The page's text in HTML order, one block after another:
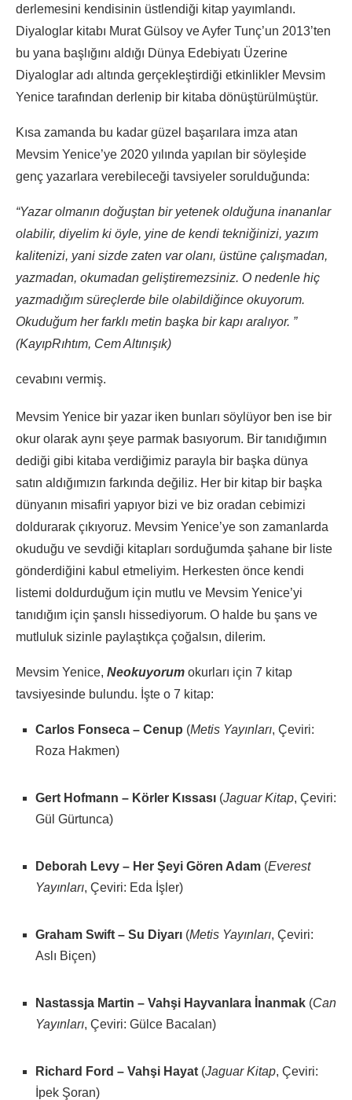
derlemesini kendisinin üstlendiği kitap yayımlandı.
Diyaloglar kitabı Murat Gülsoy ve Ayfer Tunç’un 2013’ten
bu yana başlığını aldığı Dünya Edebiyatı Üzerine
Diyaloglar adı altında gerçekleştirdiği etkinlikler Mevsim
Yenice tarafından derlenip bir kitaba dönüştürülmüştür.
Kısa zamanda bu kadar güzel başarılara imza atan
Mevsim Yenice’ye 2020 yılında yapılan bir söyleşide
genç yazarlara verebileceği tavsiyeler sorulduğunda:
“Yazar olmanın doğuştan bir yetenek olduğuna inananlar
olabilir, diyelim ki öyle, yine de kendi tekniğinizi, yazım
kalitenizi, yani sizde zaten var olanı, üstüne çalışmadan,
yazmadan, okumadan geliştiremezsiniz. O nedenle hiç
yazmadığım süreçlerde bile olabildiğince okuyorum.
Okuduğum her farklı metin başka bir kapı aralıyor. ”
(KayıpRıhtım, Cem Altınışık)
cevabını vermiş.
Mevsim Yenice bir yazar iken bunları söylüyor ben ise bir
okur olarak aynı şeye parmak basıyorum. Bir tanıdığımın
dediği gibi kitaba verdiğimiz parayla bir başka dünya
satın aldığımızın farkında değiliz. Her bir kitap bir başka
dünyanın misafiri yapıyor bizi ve biz oradan cebimizi
doldurarak çıkıyoruz. Mevsim Yenice’ye son zamanlarda
okuduğu ve sevdiği kitapları sorduğumda şahane bir liste
gönderdiğini kabul etmeliyim. Herkesten önce kendi
listemi doldurduğum için mutlu ve Mevsim Yenice’yi
tanıdığım için şanslı hissediyorum. O halde bu şans ve
mutluluk sizinle paylaştıkça çoğalsın, dilerim.
Mevsim Yenice, Neokuyorum okurları için 7 kitap
tavsiyesinde bulundu. İşte o 7 kitap:
Carlos Fonseca – Cenup (Metis Yayınları, Çeviri:
Roza Hakmen)
Gert Hofmann – Körler Kıssası (Jaguar Kitap, Çeviri:
Gül Gürtunca)
Deborah Levy – Her Şeyi Gören Adam (Everest
Yayınları, Çeviri: Eda İşler)
Graham Swift – Su Diyarı (Metis Yayınları, Çeviri:
Aslı Biçen)
Nastassja Martin – Vahşi Hayvanlara İnanmak (Can
Yayınları, Çeviri: Gülce Bacalan)
Richard Ford – Vahşi Hayat (Jaguar Kitap, Çeviri:
İpek Şoran)